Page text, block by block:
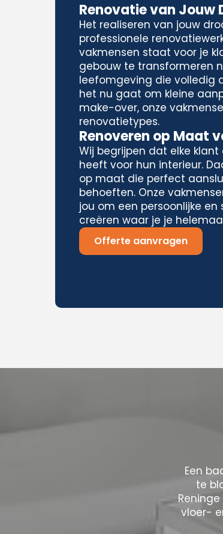
Renovatie van Jouw
Het realiseren van jouw
professionele
vakmensen staat voor je
gebouw te transformeren
leefomgeving die volledig
het nu gaat om kleine
make-over, onze
renovatietypes.
Renoveren op Maat
Wij begrijpen dat elke klant
heeft voor hun interieur.
op maat die perfect
behoeften. Onze
jou om een persoonlijke
creëren waar je je
Offerte aanvragen
Een
te
vloer-